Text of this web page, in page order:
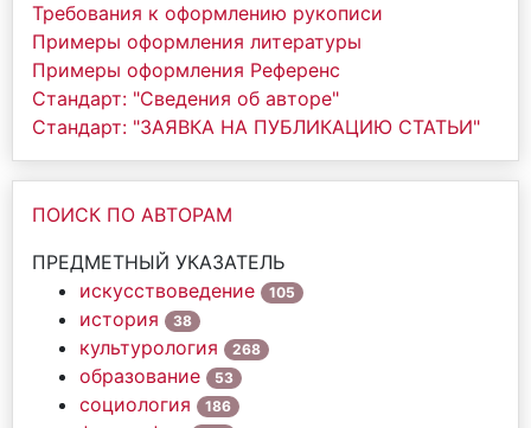
Требования к оформлению рукописи
Примеры оформления литературы
Примеры оформления Референс
Стандарт: "Сведения об авторе"
Стандарт: "ЗАЯВКА НА ПУБЛИКАЦИЮ СТАТЬИ"
ПОИСК ПО АВТОРАМ
ПРЕДМЕТНЫЙ УКАЗАТЕЛЬ
искусствоведение
105
история 38
культурология 268
образование 53
социология 186